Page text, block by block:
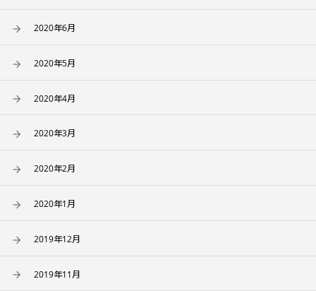
2020年6月
2020年5月
2020年4月
2020年3月
2020年2月
2020年1月
2019年12月
2019年11月